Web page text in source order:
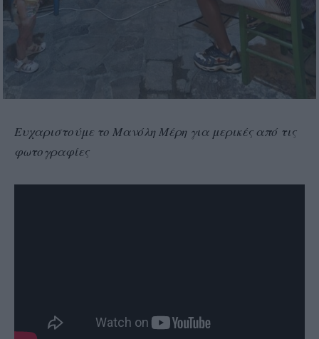
Ευχαριστούμε το Μανόλη Μέρη για μερικές από τις
φωτογραφίες